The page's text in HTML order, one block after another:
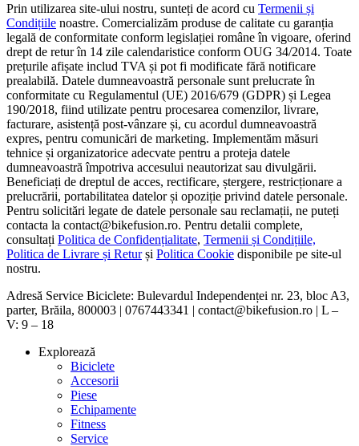
Prin utilizarea site-ului nostru, sunteți de acord cu Termenii și
Condițiile noastre. Comercializăm produse de calitate cu garanția
legală de conformitate conform legislației române în vigoare, oferind
drept de retur în 14 zile calendaristice conform OUG 34/2014. Toate
prețurile afișate includ TVA și pot fi modificate fără notificare
prealabilă. Datele dumneavoastră personale sunt prelucrate în
conformitate cu Regulamentul (UE) 2016/679 (GDPR) și Legea
190/2018, fiind utilizate pentru procesarea comenzilor, livrare,
facturare, asistență post-vânzare și, cu acordul dumneavoastră
expres, pentru comunicări de marketing. Implementăm măsuri
tehnice și organizatorice adecvate pentru a proteja datele
dumneavoastră împotriva accesului neautorizat sau divulgării.
Beneficiați de dreptul de acces, rectificare, ștergere, restricționare a
prelucrării, portabilitatea datelor și opoziție privind datele personale.
Pentru solicitări legate de datele personale sau reclamații, ne puteți
contacta la contact@bikefusion.ro. Pentru detalii complete,
consultați Politica de Confidențialitate, Termenii și Condițiile,
Politica de Livrare și Returși Politica Cookie disponibile pe site-ul
nostru.
Adresă Service Biciclete: Bulevardul Independenței nr. 23, bloc A3,
parter, Brăila, 800003 | 0767443341 | contact@bikefusion.ro | L –
V: 9 – 18
Explorează
Biciclete
Accesorii
Piese
Echipamente
Fitness
Service